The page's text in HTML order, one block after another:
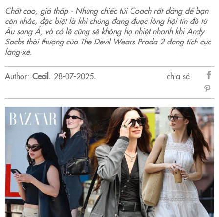
Chất cao, giá thấp - Những chiếc túi Coach rất đáng để bạn
cân nhắc, đặc biệt là khi chúng đang được lòng hội tín đồ từ
Âu sang Á, và có lẽ cũng sẽ không hạ nhiệt nhanh khi Andy
Sachs thời thượng của The Devil Wears Prada 2 đang tích cực
lăng-xê.
Author: Cecil. 28-07-2025.
chia sẻ
sẻ